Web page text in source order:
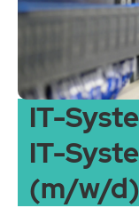
IT-
IT-
(m/w/d)